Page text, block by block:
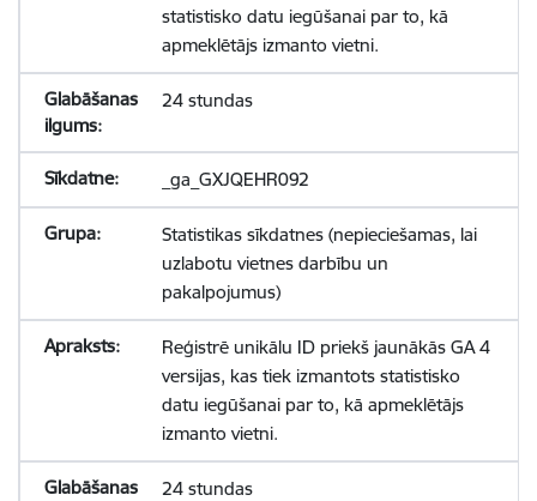
statistisko datu iegūšanai par to, kā
apmeklētājs izmanto vietni.
24 stundas
_ga_GXJQEHR092
Statistikas sīkdatnes (nepieciešamas, lai
uzlabotu vietnes darbību un
pakalpojumus)
Reģistrē unikālu ID priekš jaunākās GA 4
versijas, kas tiek izmantots statistisko
datu iegūšanai par to, kā apmeklētājs
izmanto vietni.
24 stundas